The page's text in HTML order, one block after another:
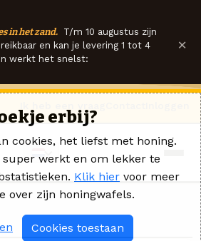
in het zand. T/m 10 augustus zijn
en kan je levering 1 tot 4
werkt het snelst:
×
erbij?
cookies, het liefst met honing.
super werkt en om lekker te
Klik hier voor meer
over zijn honingwafels.
Cookies toestaan